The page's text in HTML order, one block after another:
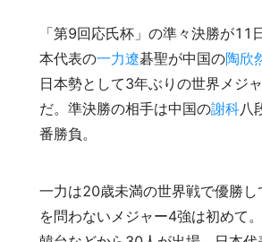
「第9回応氏杯」の準々決勝が11
本代表の一力遼碁聖が中国の陶欣
日本勢として3年ぶりの世界メジ
だ。準決勝の相手は中国の謝科八
番勝負。
一力は20歳未満の世界戦で優勝し
を問わないメジャー4強は初めて